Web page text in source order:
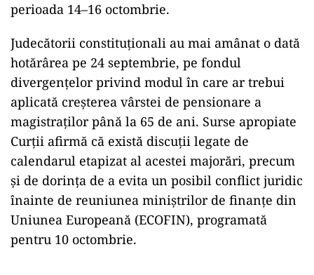
perioada 14–16 octombrie.
Judecătorii constituționali au mai amânat o dată
hotărârea pe 24 septembrie, pe fondul
divergențelor privind modul în care ar trebui
aplicată creșterea vârstei de pensionare a
magistraților până la 65 de ani. Surse apropiate
Curții afirmă că există discuții legate de
calendarul etapizat al acestei majorări, precum
și de dorința de a evita un posibil conflict juridic
înainte de reuniunea miniștrilor de finanțe din
Uniunea Europeană (ECOFIN), programată
pentru 10 octombrie.